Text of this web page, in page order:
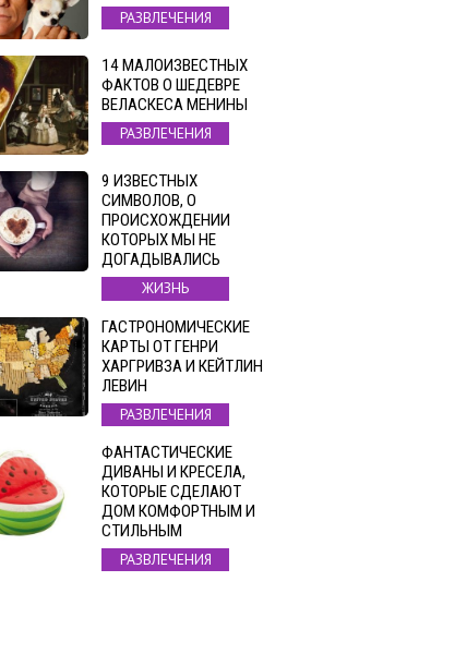
РАЗВЛЕЧЕНИЯ
14 МАЛОИЗВЕСТНЫХ
ФАКТОВ О ШЕДЕВРЕ
ВЕЛАСКЕСА МЕНИНЫ
РАЗВЛЕЧЕНИЯ
9 ИЗВЕСТНЫХ
СИМВОЛОВ, О
ПРОИСХОЖДЕНИИ
КОТОРЫХ МЫ НЕ
ДОГАДЫВАЛИСЬ
ЖИЗНЬ
ГАСТРОНОМИЧЕСКИЕ
КАРТЫ ОТ ГЕНРИ
ХАРГРИВЗА И КЕЙТЛИН
ЛЕВИН
РАЗВЛЕЧЕНИЯ
ФАНТАСТИЧЕСКИЕ
ДИВАНЫ И КРЕСЕЛА,
КОТОРЫЕ СДЕЛАЮТ
ДОМ КОМФОРТНЫМ И
СТИЛЬНЫМ
РАЗВЛЕЧЕНИЯ